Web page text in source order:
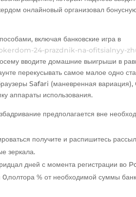
онлайновый организовал
включая банковские игра в
24-prazdnik-na-ofitsialnyy-
вводите домашние выигрыши в
перекусывать самое малое одно
Safari (маневренная
аппараты использования.
предполагается вне
получите и распишитесь
зеркала.
дней с момента регистрации во
% от необходимой суммы